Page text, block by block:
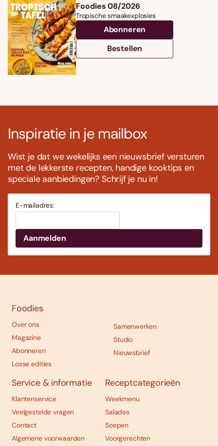
Foodies 08/2026
Tropische smaakexplosies
Abonneren
Bestellen
Inspiratie in je mailbox
Wist je dat we wekelijks een nieuwsbrief versturen
met de lekkerste recepten, handige kooktips en
speciale aanbiedingen? Schrijf je nu in!
E-mailadres:
Foodies
Over ons
Magazine
Abonneren
Losse edities
Samenwerken
Studio
Nieuwsbrief
Service & informatie
Klantenservice
Veelgestelde vragen
Contact
Algemene voorwaarden
Receptcategorieën
Weekmenu
Salades
Soepen
Voorgerechten